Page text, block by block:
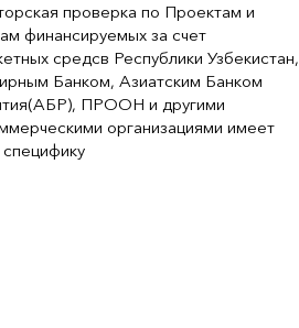
проверка по Проектам и
финансируемых за счет
средсв Республики Узбекистан,
Банком, Азиатским Банком
ПРООН и другими
организациями имеет